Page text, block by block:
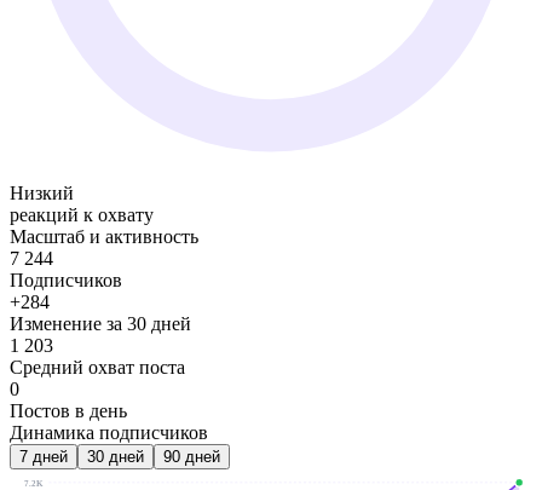
Низкий
реакций к охвату
Масштаб и активность
7 244
Подписчиков
+284
Изменение за 30 дней
1 203
Средний охват поста
0
Постов в день
Динамика подписчиков
7 дней 30 дней 90 дней
7.2K